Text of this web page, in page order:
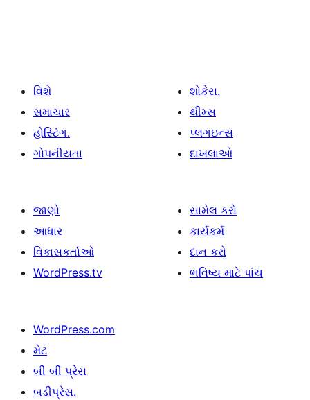
વિશે
સમાચાર
હોસ્ટિંગ.
ગોપનીયતા
શોકેસ.
થીમ્સ
પ્લગઇન્સ
દાખલાઓ
જાણો
આધાર
વિકાસકર્તાઓ
WordPress.tv
સામેલ કરો
કાર્યકર્મ
દાન કરો
ભવિષ્ય માટે પાંચ
WordPress.com
મેટ
બી બી પ્રેસ
બડીપ્રેસ.